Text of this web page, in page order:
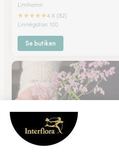
Limhamn
★★★★★4.6 (82)
Linnégatan 100
Se butiken
Interflora Söderblommor